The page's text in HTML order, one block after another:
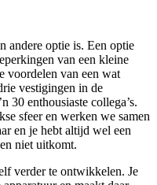
andere optie is. Een optie
van een kleine
voordelen van een wat
vestigingen in de
30 enthousiaste collega’s.
sfeer en werken we samen
en je hebt altijd wel een
niet uitkomt.
verder te ontwikkelen. Je